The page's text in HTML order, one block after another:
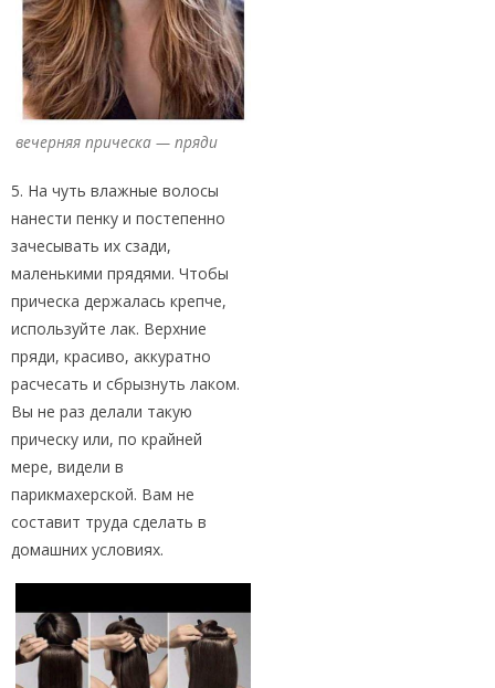
вечерняя прическа — пряди
5. На чуть влажные волосы
нанести пенку и постепенно
зачесывать их сзади,
маленькими прядями. Чтобы
прическа держалась крепче,
используйте лак. Верхние
пряди, красиво, аккуратно
расчесать и сбрызнуть лаком.
Вы не раз делали такую
прическу или, по крайней
мере, видели в
парикмахерской. Вам не
составит труда сделать в
домашних условиях.